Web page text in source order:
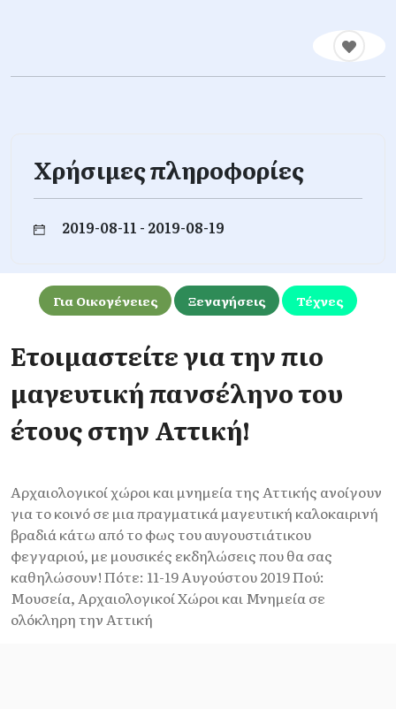
Χρήσιμες πληροφορίες
2019-08-11 - 2019-08-19
Για Οικογένειες Ξεναγήσεις Τέχνες
Ετοιμαστείτε για την πιο
μαγευτική πανσέληνο του
έτους στην Αττική!
Αρχαιολογικοί χώροι και μνημεία της Αττικής ανοίγουν
για το κοινό σε μια πραγματικά μαγευτική καλοκαιρινή
βραδιά κάτω από το φως του αυγουστιάτικου
φεγγαριού, με μουσικές εκδηλώσεις που θα σας
καθηλώσουν! Πότε: 11-19 Αυγούστου 2019 Πού:
Μουσεία, Αρχαιολογικοί Χώροι και Μνημεία σε
ολόκληρη την Αττική